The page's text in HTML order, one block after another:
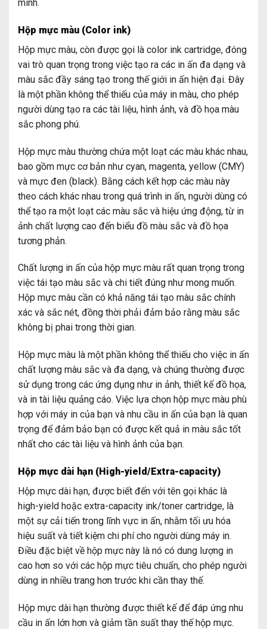
mình.
Hộp mực màu (Color ink)
Hộp mực màu, còn được gọi là color ink cartridge, đóng
vai trò quan trọng trong việc tạo ra các in ấn đa dạng và
màu sắc đầy sáng tạo trong thế giới in ấn hiện đại. Đây
là một phần không thể thiếu của máy in màu, cho phép
người dùng tạo ra các tài liệu, hình ảnh, và đồ họa màu
sắc phong phú.
Hộp mực màu thường chứa một loạt các màu khác nhau,
bao gồm mực cơ bản như cyan, magenta, yellow (CMY)
và mực đen (black). Bằng cách kết hợp các màu này
theo cách khác nhau trong quá trình in ấn, người dùng có
thể tạo ra một loạt các màu sắc và hiệu ứng động, từ in
ảnh chất lượng cao đến biểu đồ màu sắc và đồ họa
tương phản.
Chất lượng in ấn của hộp mực màu rất quan trọng trong
việc tái tạo màu sắc và chi tiết đúng như mong muốn.
Hộp mực màu cần có khả năng tái tạo màu sắc chính
xác và sắc nét, đồng thời phải đảm bảo rằng màu sắc
không bị phai trong thời gian.
Hộp mực màu là một phần không thể thiếu cho việc in ấn
chất lượng màu sắc và đa dạng, và chúng thường được
sử dụng trong các ứng dụng như in ảnh, thiết kế đồ họa,
và in tài liệu quảng cáo. Việc lựa chọn hộp mực màu phù
hợp với máy in của bạn và nhu cầu in ấn của bạn là quan
trọng để đảm bảo bạn có được kết quả in màu sắc tốt
nhất cho các tài liệu và hình ảnh của bạn.
Hộp mực dài hạn (High-yield/Extra-capacity)
Hộp mực dài hạn, được biết đến với tên gọi khác là
high-yield hoặc extra-capacity ink/toner cartridge, là
một sự cải tiến trong lĩnh vực in ấn, nhằm tối ưu hóa
hiệu suất và tiết kiệm chi phí cho người dùng máy in.
Điều đặc biệt về hộp mực này là nó có dung lượng in
cao hơn so với các hộp mực tiêu chuẩn, cho phép người
dùng in nhiều trang hơn trước khi cần thay thế.
Hộp mực dài hạn thường được thiết kế để đáp ứng nhu
cầu in ấn lớn hơn và giảm tần suất thay thế hộp mực.